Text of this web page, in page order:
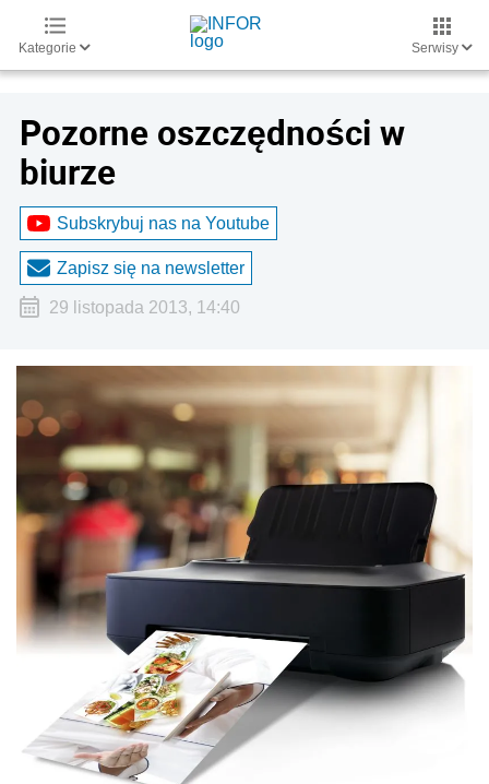
Kategorie Serwisy
Pozorne oszczędności w
biurze
Subskrybuj nas na Youtube
Zapisz się na newsletter
29 listopada 2013, 14:40